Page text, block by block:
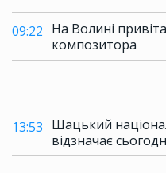
09:22 На Волині
композитора
13:53 Шацький
відзначає